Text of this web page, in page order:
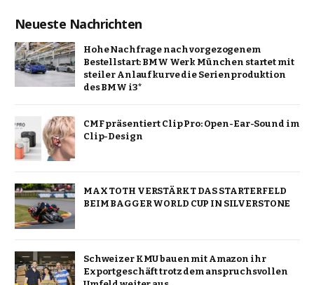
Neueste Nachrichten
Hohe Nachfrage nach vorgezogenem
Bestellstart: BMW Werk München startet mit
steiler Anlaufkurve die Serienproduktion
des BMW i3*
CMF präsentiert Clip Pro: Open-Ear-Sound im
Clip-Design
MAX TOTH VERSTÄRKT DAS STARTERFELD
BEIM BAGGER WORLD CUP IN SILVERSTONE
Schweizer KMU bauen mit Amazon ihr
Exportgeschäft trotz dem anspruchsvollen